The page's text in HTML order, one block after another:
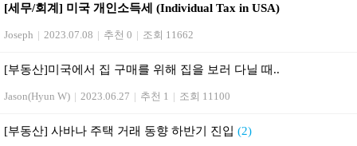
[세무/회계] 미국 개인소득세 (Individual Tax in USA)
Joseph | 2023.07.08 | 추천 0 | 조회 11662
[부동산] 미국에서 집 구매를 위해 집을 보러 다닐 때..
Jason(Hyun W) | 2023.06.27 | 추천 1 | 조회 11100
[부동산] 사바나 주택 거래 동향 하반기 진입 (2)